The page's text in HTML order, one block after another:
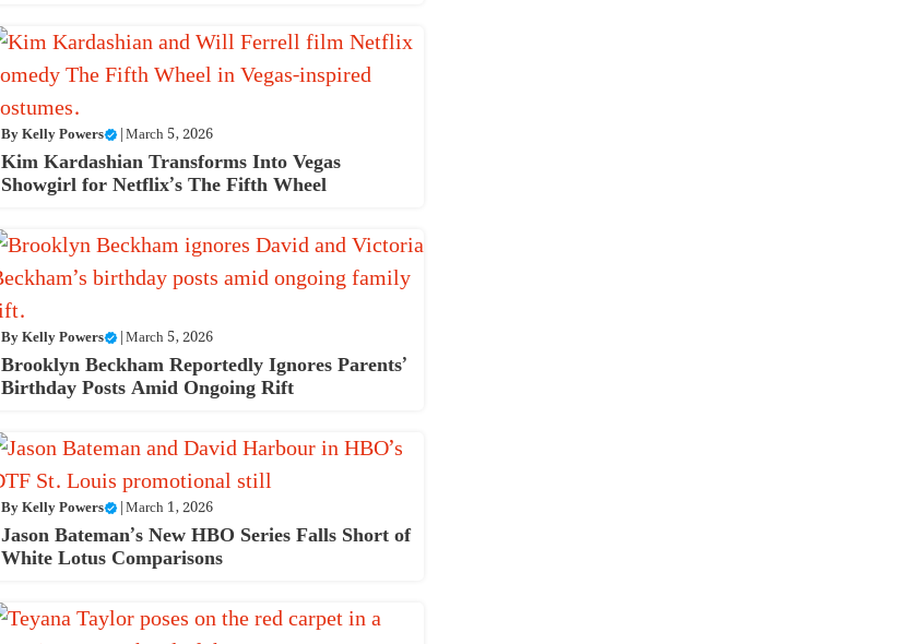
ByKelly Powers |March 5, 2026
Kim Kardashian Transforms Into Vegas
Showgirl for Netflix’s The Fifth Wheel
ByKelly Powers |March 5, 2026
Brooklyn Beckham Reportedly Ignores Parents’
Birthday Posts Amid Ongoing Rift
ByKelly Powers |March 1, 2026
Jason Bateman’s New HBO Series Falls Short of
White Lotus Comparisons